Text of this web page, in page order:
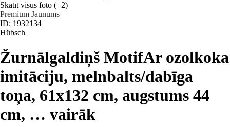
Skatīt visus foto (+2)
Premium Jaunums
ID: 1932134
Hübsch
Žurnālgaldiņš MotifAr ozolkoka
imitāciju, melnbalts/dabīga
toņa, 61x132 cm, augstums 44
cm, … vairāk